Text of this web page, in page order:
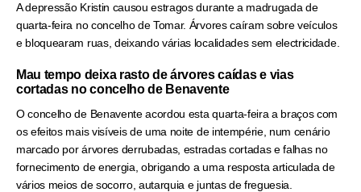
A depressão Kristin causou estragos durante a madrugada de
quarta-feira no concelho de Tomar. Árvores caíram sobre veículos
e bloquearam ruas, deixando várias localidades sem electricidade.
Mau tempo deixa rasto de árvores caídas e vias
cortadas no concelho de Benavente
O concelho de Benavente acordou esta quarta-feira a braços com
os efeitos mais visíveis de uma noite de intempérie, num cenário
marcado por árvores derrubadas, estradas cortadas e falhas no
fornecimento de energia, obrigando a uma resposta articulada de
vários meios de socorro, autarquia e juntas de freguesia.